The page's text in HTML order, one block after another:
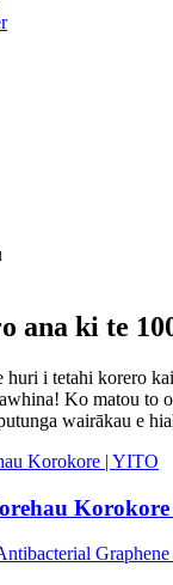
ana ki te
i tetahi korero
Ko matou to
wairākau e